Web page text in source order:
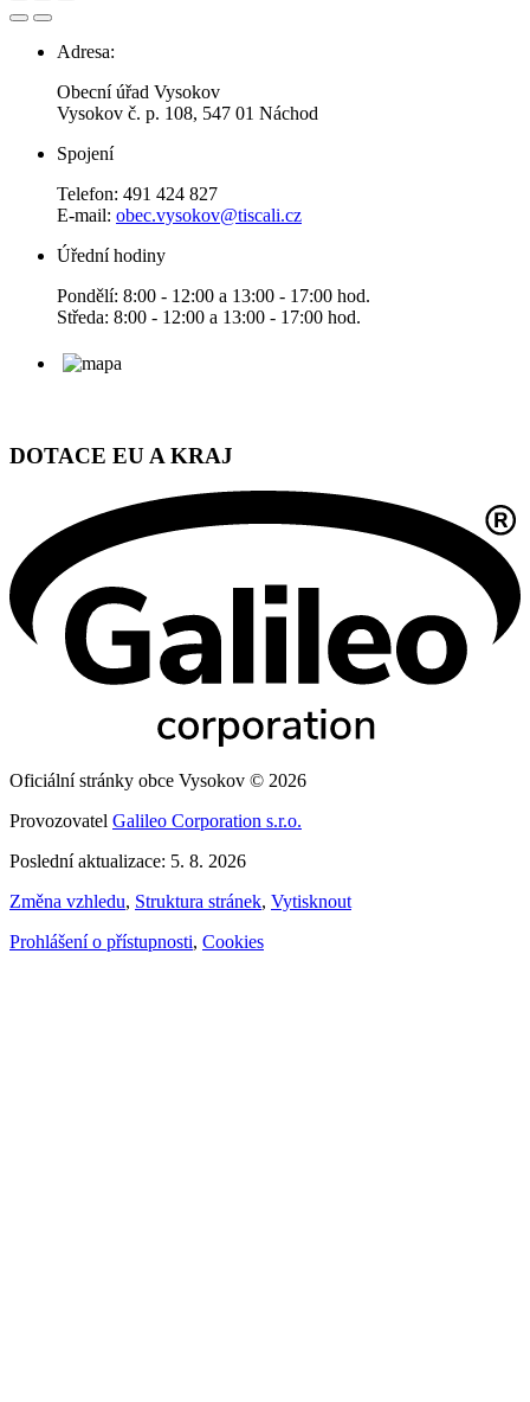
Adresa:
Obecní úřad Vysokov
Vysokov č. p. 108, 547 01 Náchod
Spojení
Telefon: 491 424 827
E-mail: obec.vysokov@tiscali.cz
Úřední hodiny
Pondělí: 8:00 - 12:00 a 13:00 - 17:00 hod.
Středa: 8:00 - 12:00 a 13:00 - 17:00 hod.
DOTACE EU A KRAJ
Oficiální stránky obce Vysokov © 2026
Provozovatel Galileo Corporation s.r.o.
Poslední aktualizace: 5. 8. 2026
Změna vzhledu, Struktura stránek, Vytisknout
Prohlášení o přístupnosti, Cookies